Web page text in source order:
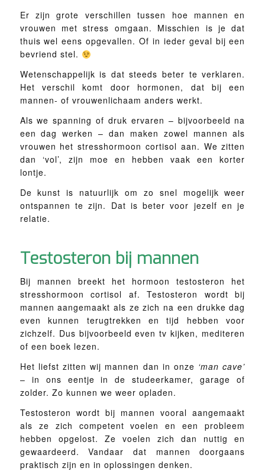
Er zijn grote verschillen tussen hoe mannen en
vrouwen met stress omgaan. Misschien is je dat
thuis wel eens opgevallen. Of in ieder geval bij een
bevriend stel.
Wetenschappelijk is dat steeds beter te verklaren.
Het verschil komt door hormonen, dat bij een
mannen- of vrouwenlichaam anders werkt.
Als we spanning of druk ervaren – bijvoorbeeld na
een dag werken – dan maken zowel mannen als
vrouwen het stresshormoon cortisol aan. We zitten
dan ‘vol’, zijn moe en hebben vaak een korter
lontje.
De kunst is natuurlijk om zo snel mogelijk weer
ontspannen te zijn. Dat is beter voor jezelf en je
relatie.
Testosteron bij mannen
Bij mannen breekt het hormoon testosteron het
stresshormoon cortisol af. Testosteron wordt bij
mannen aangemaakt als ze zich na een drukke dag
even kunnen terugtrekken en tijd hebben voor
zichzelf. Dus bijvoorbeeld even tv kijken, mediteren
of een boek lezen.
Het liefst zitten wij mannen dan in onze ‘man cave’
– in ons eentje in de studeerkamer, garage of
zolder. Zo kunnen we weer opladen.
Testosteron wordt bij mannen vooral aangemaakt
als ze zich competent voelen en een probleem
hebben opgelost. Ze voelen zich dan nuttig en
gewaardeerd. Vandaar dat mannen doorgaans
praktisch zijn en in oplossingen denken.